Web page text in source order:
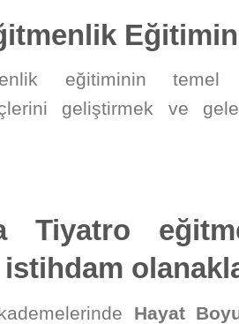
eğitiminin temel
geliştirmek ve
Tiyatro
Hayat